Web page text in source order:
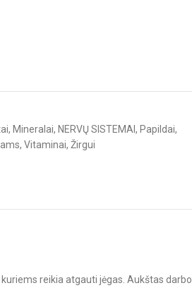
, Mineralai, NERVŲ SISTEMAI , Papildai,
, Vitaminai, Žirgui
reikia atgauti jėgas. Aukštas darbo